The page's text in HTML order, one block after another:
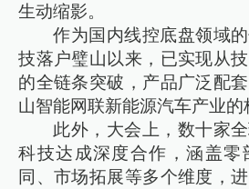
生动缩影。
作为国内线控底盘领域
技落户璧山以来，已实现从
的全链条突破，产品广泛配
山智能网联新能源汽车产业的
此外，大会上，数十家
科技达成深度合作，涵盖零
同、市场拓展等多个维度，